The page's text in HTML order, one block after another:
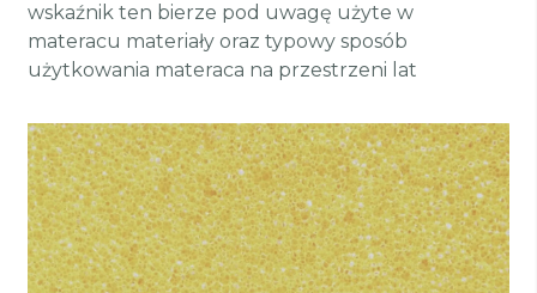
wskaźnik ten bierze pod uwagę użyte w
materacu materiały oraz typowy sposób
użytkowania materaca na przestrzeni lat